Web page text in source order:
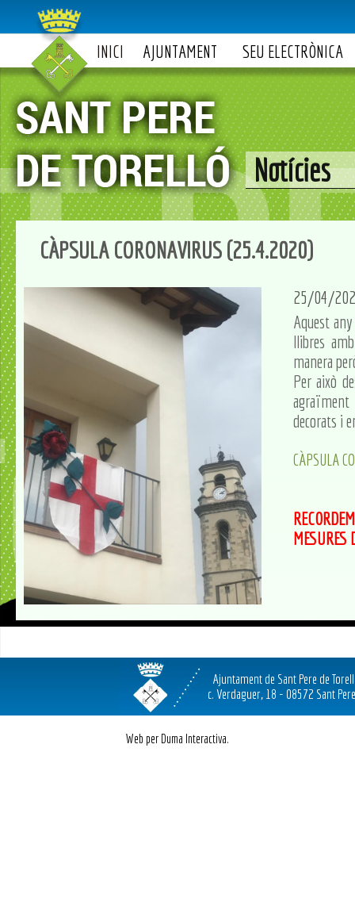
INICI AJUNTAMENT SEU ELECTRÒNICA
Notícies
CÀPSULA CORONAVIRUS (25.4.2020)
25/04/
Aquest
llibres
manera
Per això
decorats i
CÀPSULA
MESURES
Ajuntament de Sant Pere de
c. Verdaguer, 18 - 08572 Sant
Web per Duma Interactiva.